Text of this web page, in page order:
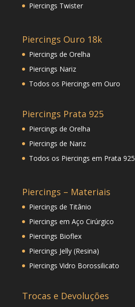
Piercings Twister
Piercings Ouro 18k
Piercings de Orelha
Piercings Nariz
Todos os Piercings em Ouro
Piercings Prata 925
Piercings de Orelha
Piercings de Nariz
Todos os Piercings em Prata 925
Piercings – Materiais
Piercings de Titânio
Piercings em Aço Cirúrgico
Piercings Bioflex
Piercings Jelly (Resina)
Piercings Vidro Borossilicato
Trocas e Devoluções